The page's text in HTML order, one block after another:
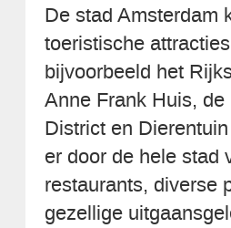
De stad Amsterdam
toeristische
bijvoorbeeld het
Anne Frank Huis,
District en
er door de hele stad
restaurants, diverse
gezellige